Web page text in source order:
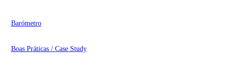
Barómetro
Boas Práticas / Case Study